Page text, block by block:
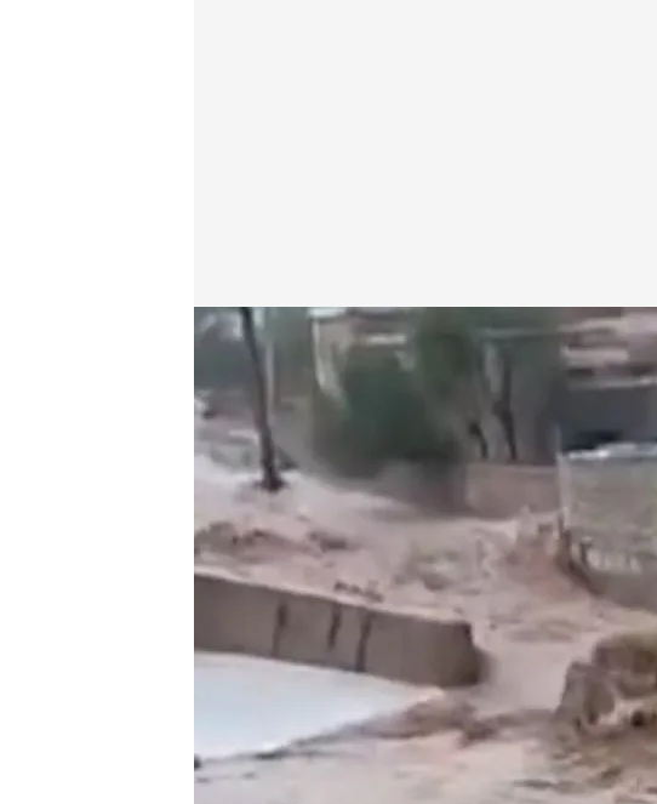
Las lluvias arrasan zonas en las que llevaban años sufriendo sequía
Redacción digital Noticias Cuatro Europa Press
09 SEP 2024 - 20:09h.
Argelia y Marruecos han sido
dejado graves inundaciones
Las inundaciones han dejado una
desaparecidos
¿Cómo actuar si una riada nos
consejos de los bomberos
Compartir